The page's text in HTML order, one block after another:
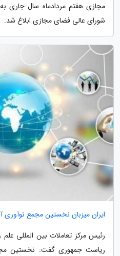
مجازی هفتم مردادماه سال جاری
شورای عالی فضای مجازی ابلاغ شد.
ایران میزبان نخستین مجمع نوآوری
رئیس مرکز تعاملات بین المللی
ریاست جمهوری گفت: نخستین